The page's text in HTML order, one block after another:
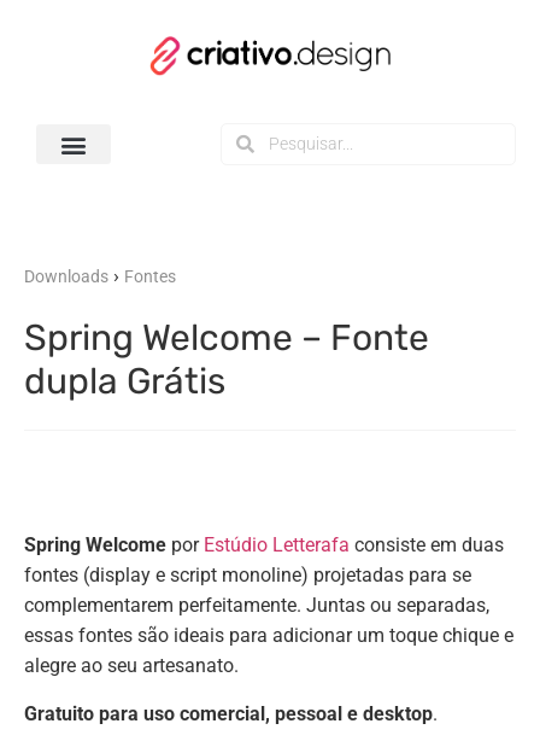
Downloads › Fontes
Spring Welcome – Fonte
dupla Grátis
Spring Welcome por Estúdio Letterafa consiste em duas
fontes (display e script monoline) projetadas para se
complementarem perfeitamente. Juntas ou separadas,
essas fontes são ideais para adicionar um toque chique e
alegre ao seu artesanato.
Gratuito para uso comercial, pessoal e desktop.